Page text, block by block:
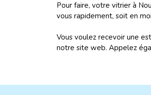
Pour faire, votre vitrier à
vous rapidement, soit en
Vous voulez recevoir une
notre site web. Appelez